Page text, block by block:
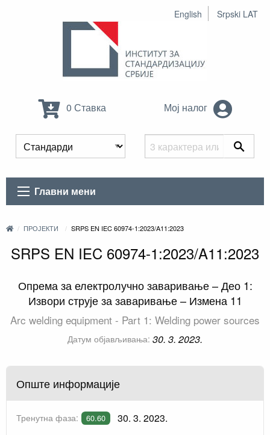
English Srpski LAT
0 Ставка Мој налог
Главни мени
ПРОЈЕКТИ SRPS EN IEC 60974-1:2023/A11:2023
SRPS EN IEC 60974-1:2023/A11:2023
Опрема за електролучно заваривање – Део 1:
Извори струје за заваривање – Измена 11
Arc welding equipment - Part 1: Welding power sources
Датум објављивања: 30. 3. 2023.
Опште информације
Тренутна фаза: 60.60 30. 3. 2023.